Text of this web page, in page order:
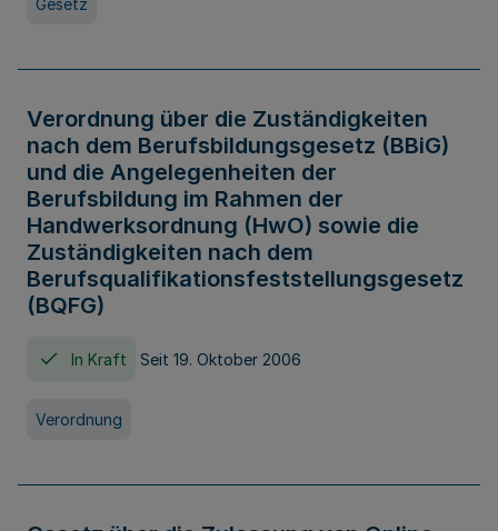
Gesetz
Verordnung über die Zuständigkeiten
nach dem Berufsbildungsgesetz (BBiG)
und die Angelegenheiten der
Berufsbildung im Rahmen der
Handwerksordnung (HwO) sowie die
Zuständigkeiten nach dem
Berufsqualifikationsfeststellungsgesetz
(BQFG)
In Kraft Seit 19. Oktober 2006
Verordnung